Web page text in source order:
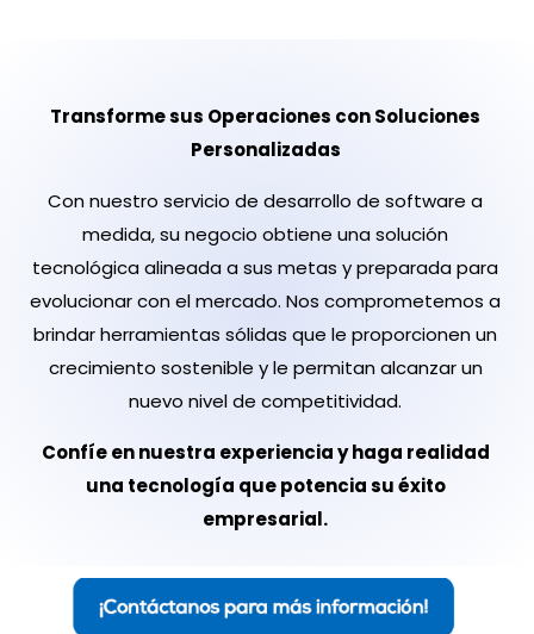
Transforme sus Operaciones con Soluciones
Personalizadas
Con nuestro servicio de desarrollo de software a
medida, su negocio obtiene una solución
tecnológica alineada a sus metas y preparada para
evolucionar con el mercado. Nos comprometemos a
brindar herramientas sólidas que le proporcionen un
crecimiento sostenible y le permitan alcanzar un
nuevo nivel de competitividad.
Confíe en nuestra experiencia y haga realidad
una tecnología que potencia su éxito
empresarial.